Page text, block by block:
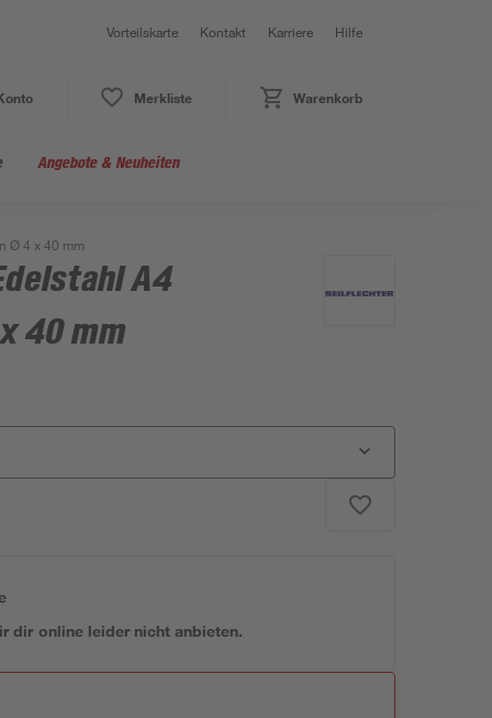
Vorteilskarte Kontakt Karriere Hilfe
Merkliste Warenkorb
Angebote & Neuheiten
Ø 4 x 40 mm
A4
40 mm
dir online leider nicht anbieten.